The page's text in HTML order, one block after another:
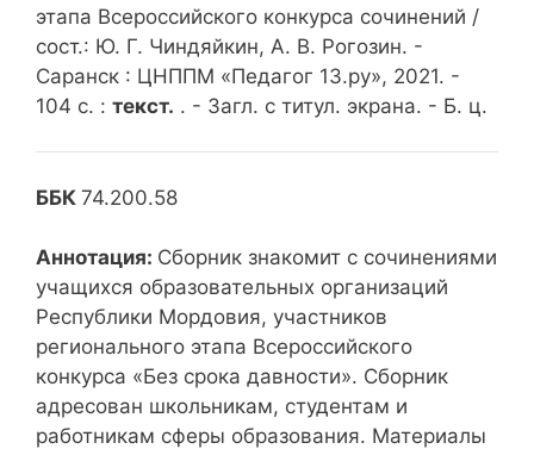
этапа Всероссийского конкурса сочинений /
сост.: Ю. Г. Чиндяйкин, А. В. Рогозин. -
Саранск : ЦНППМ «Педагог 13.ру», 2021. -
104 с. : текст. . - Загл. с титул. экрана. - Б. ц.
ББК 74.200.58
Аннотация: Сборник знакомит с сочинениями
учащихся образовательных организаций
Республики Мордовия, участников
регионального этапа Всероссийского
конкурса «Без срока давности». Сборник
адресован школьникам, студентам и
работникам сферы образования. Материалы